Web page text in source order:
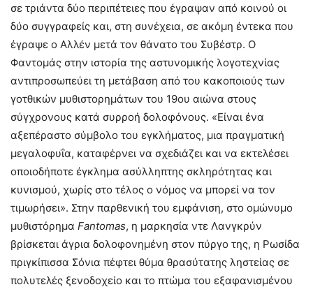
σε τριάντα δύο περιπέτειες που έγραψαν από κοινού οι
δύο συγγραφείς και, στη συνέχεια, σε ακόμη έντεκα που
έγραψε ο Αλλέν μετά τον θάνατο του Συβέστρ. Ο
Φαντομάς στην ιστορία της αστυνομικής λογοτεχνίας
αντιπροσωπεύει τη μετάβαση από του κακοποιούς των
γοτθικών μυθιστορημάτων του 19ου αιώνα στους
σύγχρονους κατά συρροή δολοφόνους. «Είναι ένα
αξεπέραστο σύμβολο του εγκλήματος, μια πραγματική
μεγαλοφυΐα, καταφέρνει να σχεδιάζει και να εκτελέσει
οποιοδήποτε έγκλημα ασύλληπτης σκληρότητας και
κυνισμού, χωρίς στο τέλος ο νόμος να μπορεί να τον
τιμωρήσει». Στην παρθενική του εμφάνιση, στο ομώνυμο
μυθιστόρημα Fantomas, η μαρκησία ντε Λανγκρύν
βρίσκεται άγρια δολοφονημένη στον πύργο της, η Ρωσίδα
πριγκίπισσα Σόνια πέφτει θύμα θρασύτατης ληστείας σε
πολυτελές ξενοδοχείο και το πτώμα του εξαφανισμένου